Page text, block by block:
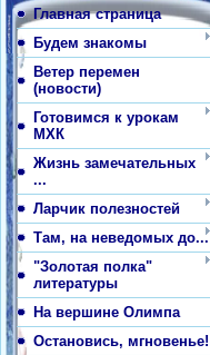
Главная страница
Будем знакомы
Ветер перемен
(новости)
Готовимся к урокам
МХК
Жизнь замечательных
...
Ларчик полезностей
Там, на неведомых до...
"Золотая полка"
литературы
На вершине Олимпа
Остановись, мгновенье!